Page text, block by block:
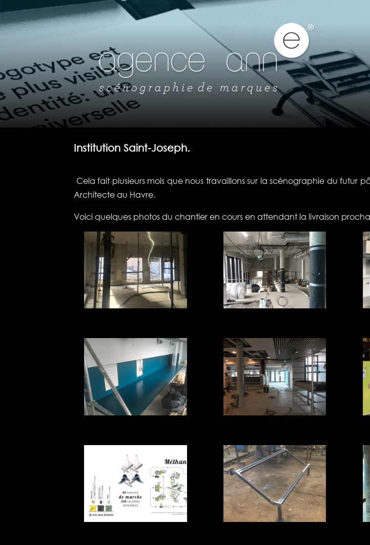
Institution Saint-Joseph.
Cela fait plusieurs mois que nous travaillons sur la scénographie du futur
Architecte au Havre.
Voici quelques photos du chantier en cours en attendant la livraison